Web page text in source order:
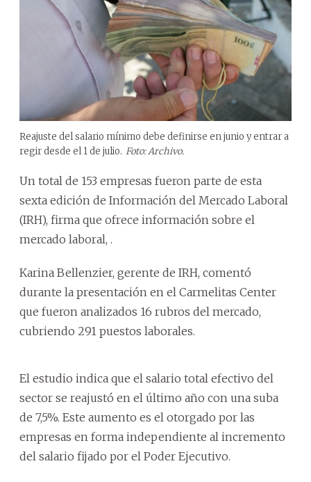
Reajuste del salario mínimo debe definirse en junio y entrar a
regir desde el 1 de julio. Foto: Archivo.
Un total de 153 empresas fueron parte de esta
sexta edición de Información del Mercado Laboral
(IRH), firma que ofrece información sobre el
mercado laboral, .
Karina Bellenzier, gerente de IRH, comentó
durante la presentación en el Carmelitas Center
que fueron analizados 16 rubros del mercado,
cubriendo 291 puestos laborales.
El estudio indica que el salario total efectivo del
sector se reajustó en el último año con una suba
de 7,5%. Este aumento es el otorgado por las
empresas en forma independiente al incremento
del salario fijado por el Poder Ejecutivo.